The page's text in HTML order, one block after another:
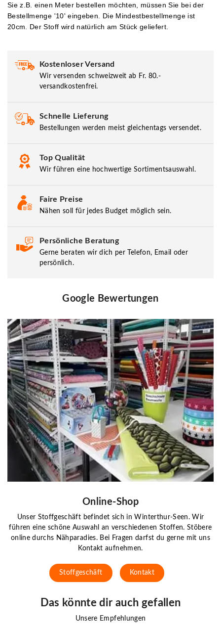
Sie z.B. einen Meter bestellen möchten, müssen Sie bei der
Bestellmenge '10' eingeben. Die Mindestbestellmenge ist
20cm. Der Stoff wird natürlich am Stück geliefert.
Kostenloser Versand
Wir versenden schweizweit ab Fr. 80.-
versandkostenfrei.
Schnelle Lieferung
Bestellungen werden meist gleichentags versendet.
Top Qualität
Wir führen eine hochwertige Sortimentsauswahl.
Faire Preise
Nähen soll für jedes Budget möglich sein.
Persönliche Beratung
Gerne beraten wir dich per Telefon, Email oder
persönlich.
Google Bewertungen
Online-Shop
Unser Stoffgeschäft befindet sich in Winterthur-Seen. Wir
führen eine schöne Auswahl an verschiedenen Stoffen. Stöbere
online durchs Nähparadies. Bei Fragen darfst du gerne mit uns
Kontakt aufnehmen.
Stoffgeschäft Kontakt
Das könnte dir auch gefallen
Unsere Empfehlungen